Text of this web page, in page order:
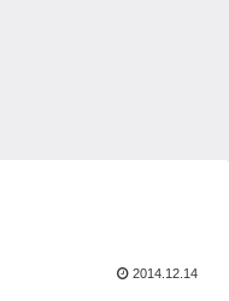
2014.12.14